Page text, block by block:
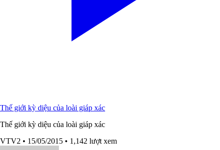
Thế giới kỳ diệu của loài giáp xác
Thế giới kỳ diệu của loài giáp xác
VTV2 • 15/05/2015 • 1,142 lượt xem